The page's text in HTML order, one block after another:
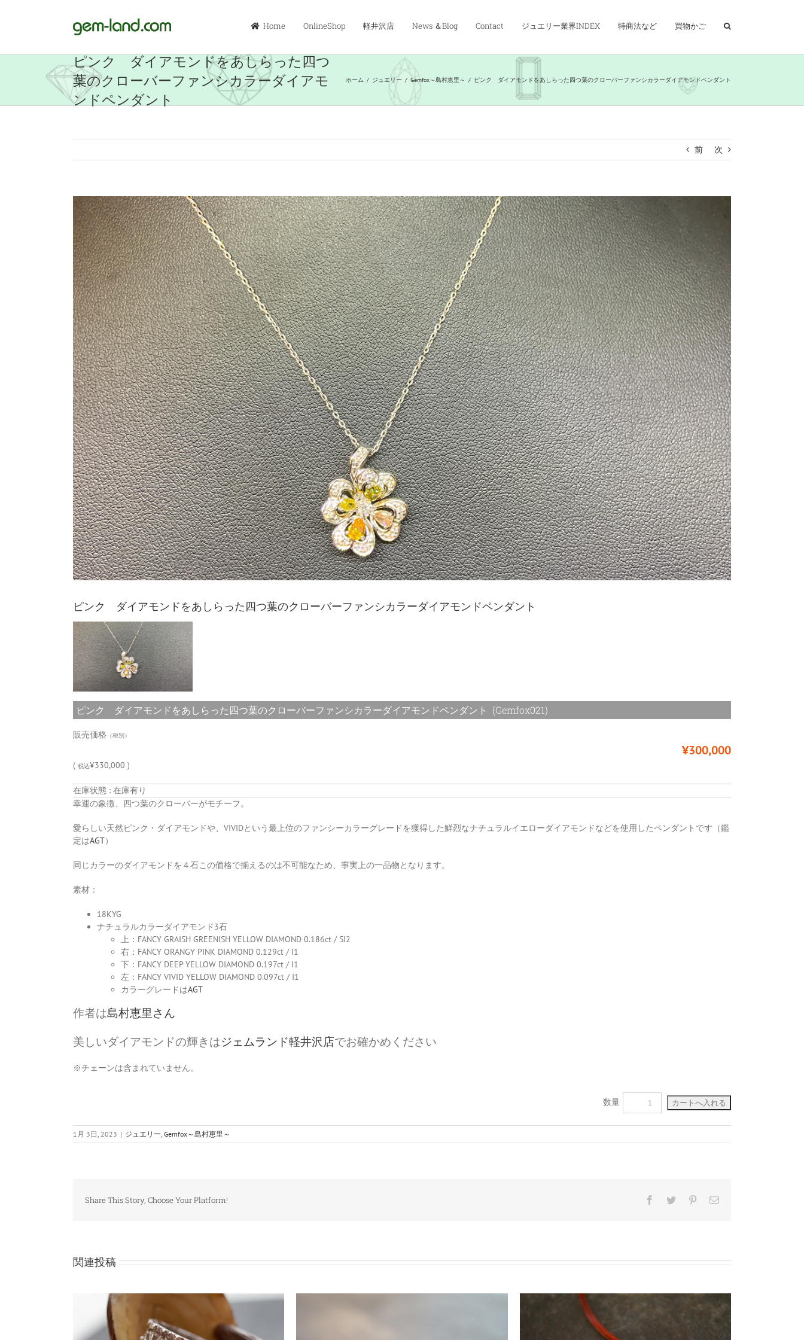
Home OnlineShop 軽井沢店 News ＆Blog Contact ジュエリー業界INDEX 特商法など 買物かご
ピンク ダイアモンドをあしらった四つ
葉のクローバーファンシカラーダイアモ
ンドペンダント
ホーム / ジュエリー / Gemfox～島村恵里～ / ピンク ダイアモンドをあしらった四つ葉のクローバーファンシカラーダイアモンドペンダント
前 次
View
Larger
Image
ピンク ダイアモンドをあしらった四つ葉のクローバーファンシカラーダイアモンドペンダント
ピンク ダイアモンドをあしらった四つ葉のクローバーファンシカラーダイアモンドペンダント (Gemfox021)
販売価格 （税別）
¥300,000
( 税込¥330,000 )
在庫状態 : 在庫有り
幸運の象徴、四つ葉のクローバーがモチーフ。
愛らしい天然ピンク・ダイアモンドや、VIVIDという最上位のファンシーカラーグレードを獲得した鮮烈なナチュラルイエローダイアモンドなどを使用したペンダントです（鑑
定はAGT）
同じカラーのダイアモンドを４石この価格で揃えるのは不可能なため、事実上の一品物となります。
素材：
18KYG
ナチュラルカラーダイアモンド3石
上：FANCY GRAISH GREENISH YELLOW DIAMOND 0.186ct / SI2
右：FANCY ORANGY PINK DIAMOND 0.129ct / I1
下：FANCY DEEP YELLOW DIAMOND 0.197ct / I1
左：FANCY VIVID YELLOW DIAMOND 0.097ct / I1
カラーグレードはAGT
作者は島村恵里さん
美しいダイアモンドの輝きはジェムランド軽井沢店でお確かめください
※チェーンは含まれていません。
数量
1月 3日, 2023 | ジュエリー, Gemfox～島村恵里～
Share This Story, Choose Your Platform! Facebook
Twitter Pinterest
電
関連投稿